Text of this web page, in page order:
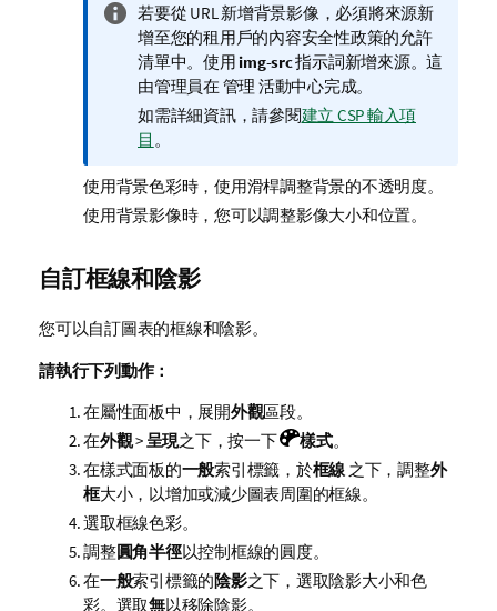
資
訊
備
註
若要從 URL 新增背景影像，必須將來源新
增至您的租用戶的內容安全性政策的允許
清單中。使用img-src指示詞新增來源。這
由管理員在 管理 活動中心完成。
如需詳細資訊，請參閱建立 CSP 輸入項
目 。
使用背景色彩時，使用滑桿調整背景的不透明度。
使用背景影像時，您可以調整影像大小和位置。
自訂框線和陰影
您可以自訂圖表的框線和陰影。
請執行下列動作：
在屬性面板中，展開外觀區段。
在外觀> 呈現之下，按一下 樣式。
在樣式面板的一般索引標籤，於框線 之下，調整外
框大小，以增加或減少圖表周圍的框線。
選取框線色彩。
調整圓角半徑以控制框線的圓度。
在一般索引標籤的陰影之下，選取陰影大小和色
彩。選取無以移除陰影。